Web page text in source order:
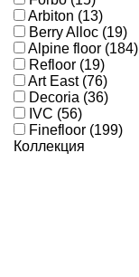
Arbiton (13)
Berry Alloc (19)
Alpine floor (184)
Refloor (19)
Art East (76)
Decoria (36)
IVC (56)
Finefloor (199)
Коллекция